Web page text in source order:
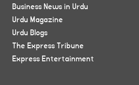
Business News in Urdu
Urdu Magazine
Urdu Blogs
The Express Tribune
Express Entertainment